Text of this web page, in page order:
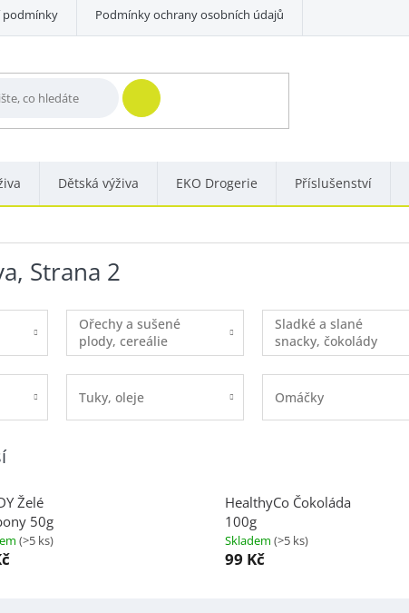
podmínky Podmínky ochrany osobních údajů
HLEDAT
Dětská výživa EKO Drogerie Příslušenství
, Strana 2
Ořechy a sušené
plody, cereálie
Sladké a slané
snacky, čokolády
Tuky, oleje Omáčky
Želé
50g
(>5 ks)
HealthyCo Čokoláda
100g
Skladem (>5 ks)
99 Kč